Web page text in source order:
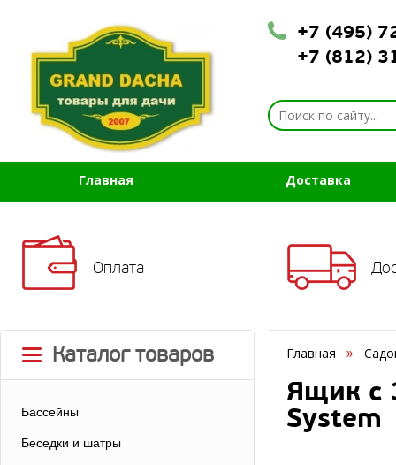
+7 (495)
+7 (812)
Главная Доставка
Оплата
Каталог товаров
Бассейны
Беседки и шатры
Главная
Ящик с
System